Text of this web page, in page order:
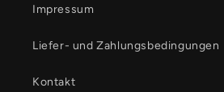
Impressum
Liefer- und Zahlungsbedingungen
Kontakt